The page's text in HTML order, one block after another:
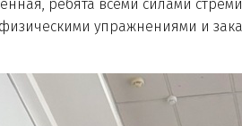
ребята всеми силами
упражнениями и